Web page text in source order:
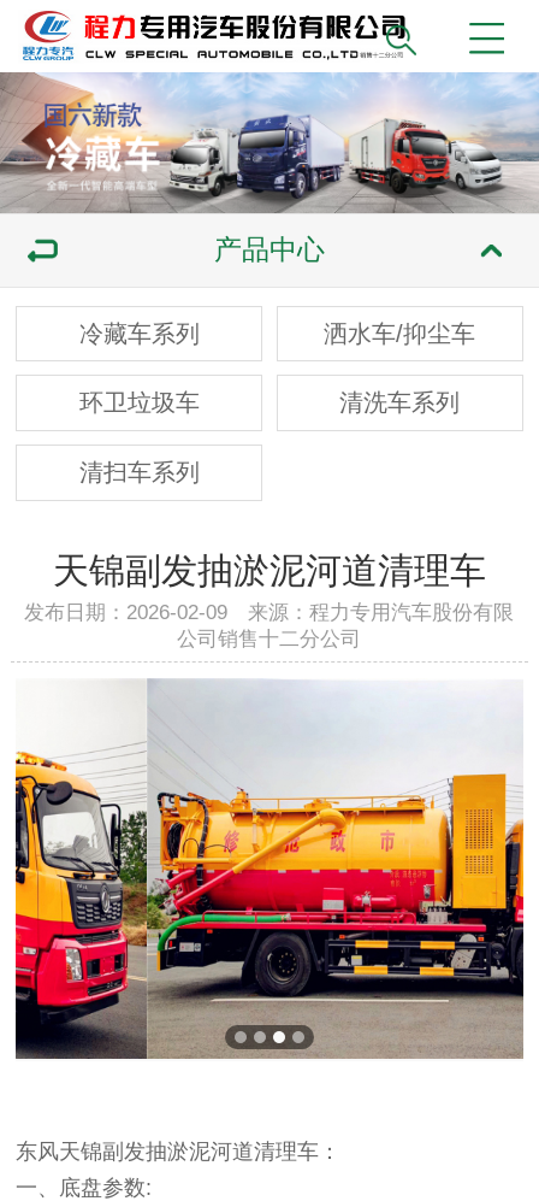
产品中心
冷藏车系列 洒水车/抑尘车
环卫垃圾车 清洗车系列
清扫车系列
天锦副发抽淤泥河道清理车
发布日期：2026-02-09 来源：程力专用汽车股份有限
公司销售十二分公司
东风天锦副发抽淤泥河道清理车：
一、底盘参数: